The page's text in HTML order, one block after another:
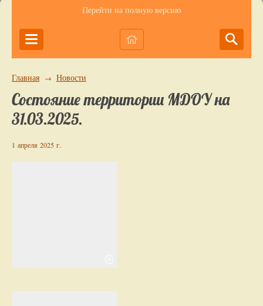
Перейти на полную версию
Главная → Новости
Состояние территории МДОУ на
31.03.2025.
1 апреля 2025 г.